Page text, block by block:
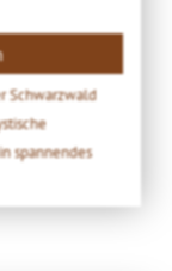
Schwarzwald
spannendes